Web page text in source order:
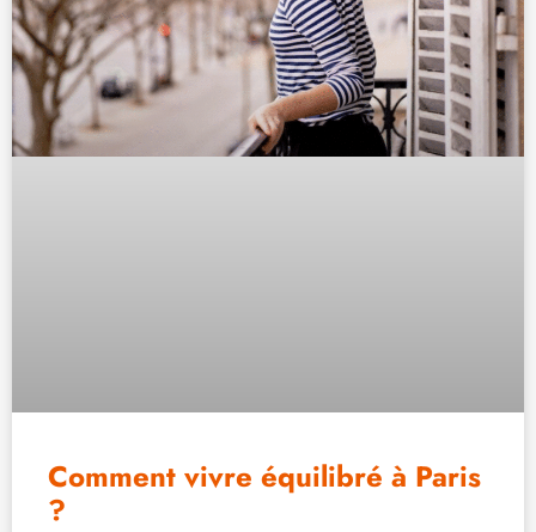
Comment vivre équilibré à Paris
?